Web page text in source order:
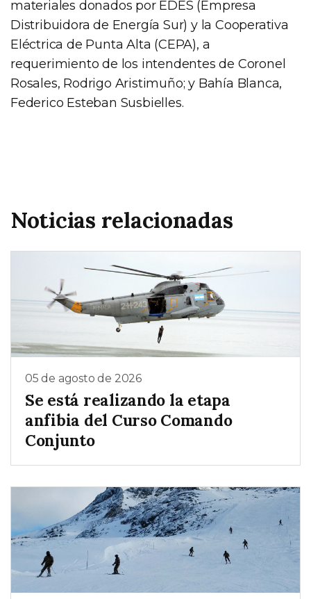
materiales donados por EDES (Empresa
Distribuidora de Energía Sur) y la Cooperativa
Eléctrica de Punta Alta (CEPA), a
requerimiento de los intendentes de Coronel
Rosales, Rodrigo Aristimuño; y Bahía Blanca,
Federico Esteban Susbielles.
Noticias relacionadas
05 de agosto de 2026
Se está realizando la etapa
anfibia del Curso Comando
Conjunto